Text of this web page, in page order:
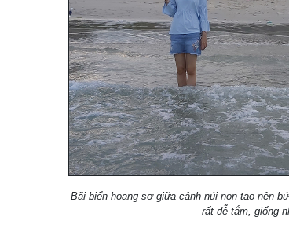
Bãi biển hoang sơ giữa cảnh núi non tạo nên
rất dễ tắm, giống